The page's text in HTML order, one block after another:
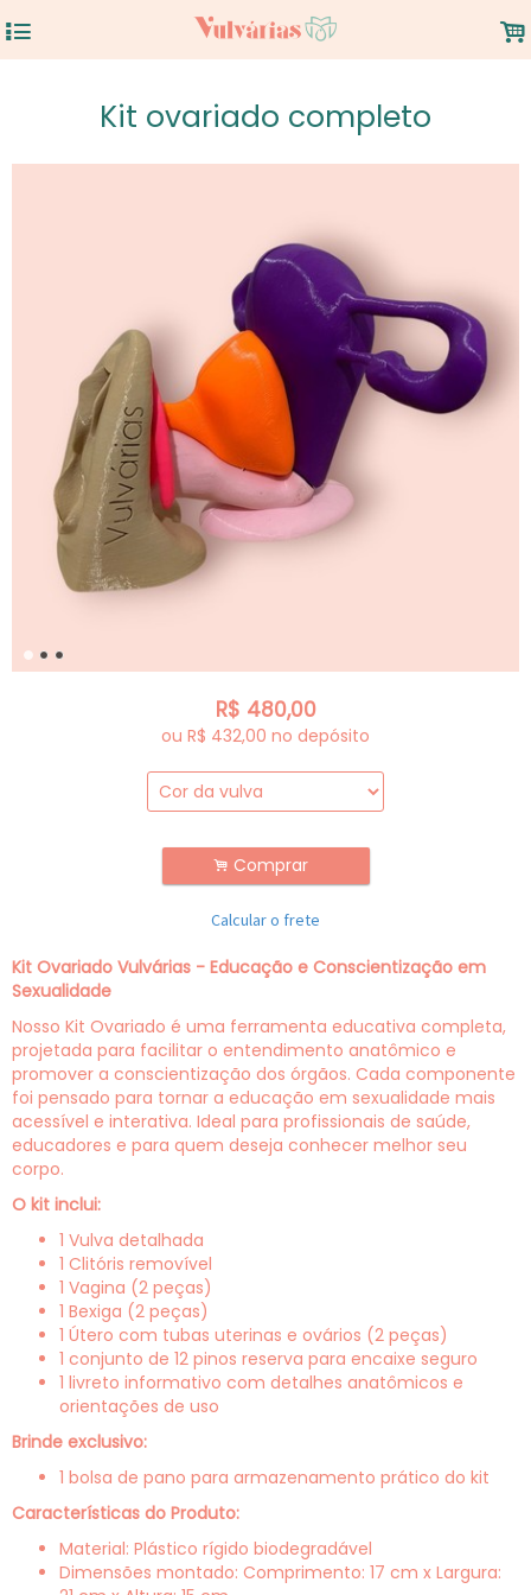
4 .
Kit ovariado completo
R$ 480,00
ou R$ 432,00 no depósito
. Comprar
Calcular o frete
Kit Ovariado Vulvárias - Educação e Conscientização em
Sexualidade
Nosso Kit Ovariado é uma ferramenta educativa completa,
projetada para facilitar o entendimento anatômico e
promover a conscientização dos órgãos. Cada componente
foi pensado para tornar a educação em sexualidade mais
acessível e interativa. Ideal para profissionais de saúde,
educadores e para quem deseja conhecer melhor seu
corpo.
O kit inclui:
1 Vulva detalhada
1 Clitóris removível
1 Vagina (2 peças)
1 Bexiga (2 peças)
1 Útero com tubas uterinas e ovários (2 peças)
1 conjunto de 12 pinos reserva para encaixe seguro
1 livreto informativo com detalhes anatômicos e
orientações de uso
Brinde exclusivo:
1 bolsa de pano para armazenamento prático do kit
Características do Produto:
Material: Plástico rígido biodegradável
Dimensões montado: Comprimento: 17 cm x Largura: